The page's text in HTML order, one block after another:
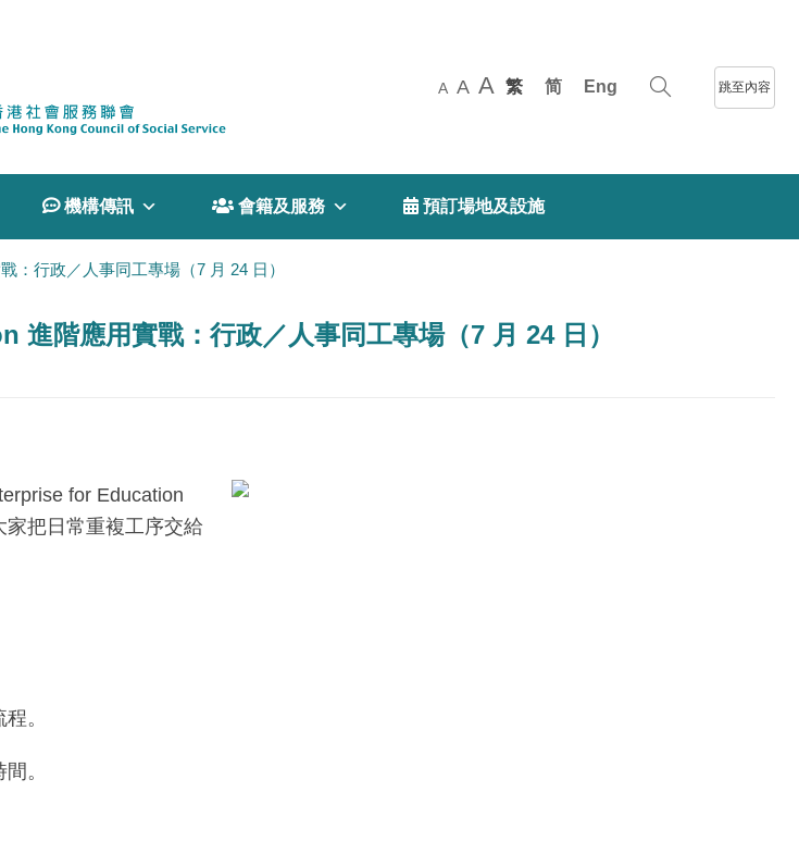
A A A 繁 简 Eng 跳至內容
 機構傳訊  會籍及服務  預訂場地及設施
：行政／人事同工專場（7 月 24 日）
階應用實戰：行政／人事同工專場（7 月 24 日）
for Education
把日常重複工序交給
。
。